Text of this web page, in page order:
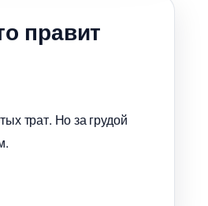
правит
трат. Но за грудой